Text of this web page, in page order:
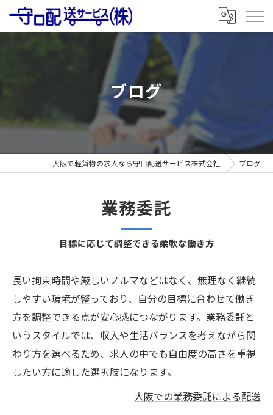
ブログ
大阪で軽貨物の求人なら守口配送サービス株式会社 ブログ
業務委託
目標に応じて調整できる柔軟な働き方
長い拘束時間や厳しいノルマなどはなく、無理なく継続
しやすい環境が整っており、自分の目標に合わせて働き
方を調整できる点が安心感につながります。業務委託と
いうスタイルでは、収入や生活バランスを考えながら関
わり方を選べるため、求人の中でも自由度の高さを重視
したい方に適した選択肢になります。
大阪での業務委託による配送